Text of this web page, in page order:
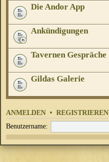
Die Andor App
Ankündigungen
Tavernen Gespräche
Gildas Galerie
ANMELDEN • REGISTRIEREN
Benutzername: